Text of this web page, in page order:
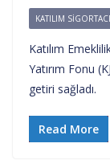
KATILIM
Katılım
Yatırım Fonu
getiri sağladı.
Read More